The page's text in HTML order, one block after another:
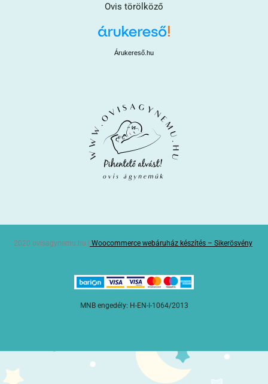
Ovis törölköző
Árukereső.hu
2020 ovisagynemu.hu | Woocommerce webáruház készítés – Sikerösvény
MNB engedély: H-EN-I-1064/2013